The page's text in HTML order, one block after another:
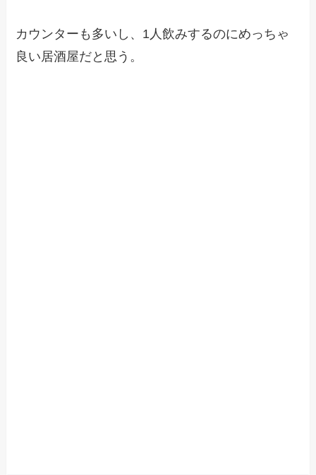
カウンターも多いし、1人飲みするのにめっちゃ
良い居酒屋だと思う。